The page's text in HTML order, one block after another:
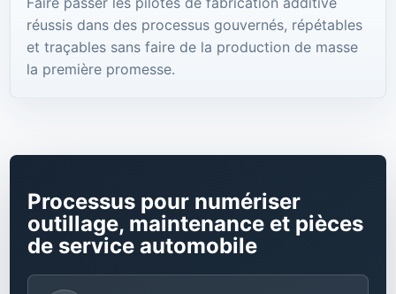
réussis dans des processus gouvernés, répétables
et traçables sans faire de la production de masse
la première promesse.
Processus pour numériser
outillage, maintenance et pièces
de service automobile